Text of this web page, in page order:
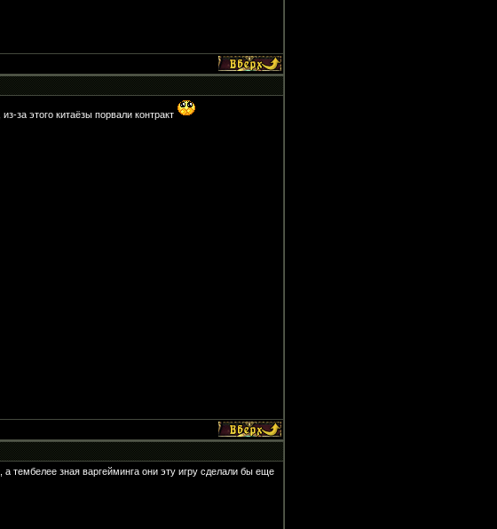
за этого китаёзы порвали контракт
тембелее зная варгейминга они эту игру сделали бы еще